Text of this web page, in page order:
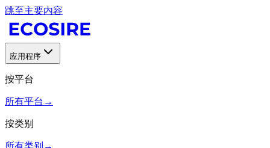
跳至主要内容
应用程序
按平台
所有平台 →
按类别
所有类别 →